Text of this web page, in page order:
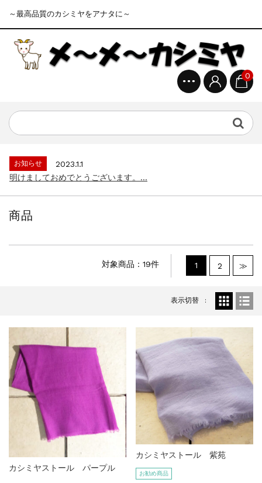
～最高品質のカシミヤをアナタに～
0
明けましておめでとうございます。...
お知らせ
2023.4.15
お知らせ
2023.1.1
明けましておめでとうございます。...
お知らせ
商品
1 2 ≫
対象商品：19件
表示切替
カシミヤストール パープル
カシミヤストール 紫苑
お勧め商品